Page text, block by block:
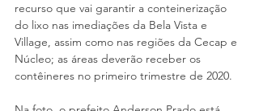
recurso que vai garantir a conteinerização
do lixo nas imediações da Bela Vista e
Village, assim como nas regiões da Cecap e
Núcleo; as áreas deverão receber os
contêineres no primeiro trimestre de 2020.